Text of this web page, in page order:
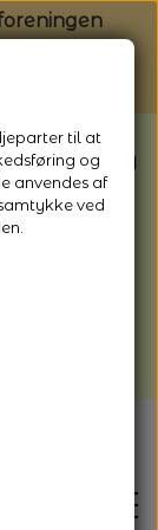
fra
hele
være lidt
til at
og
anvendes af
ved